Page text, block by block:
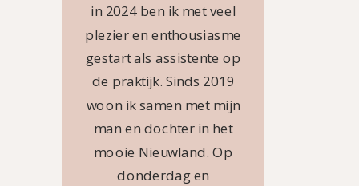
in 2024 ben ik met veel
plezier en enthousiasme
gestart als assistente op
de praktijk. Sinds 2019
woon ik samen met mijn
man en dochter in het
mooie Nieuwland. Op
donderdag en